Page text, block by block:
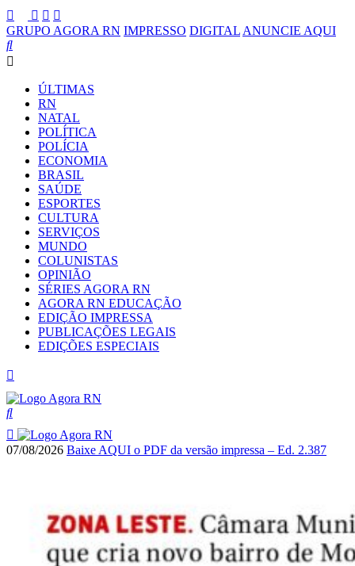
GRUPO AGORA RN IMPRESSO DIGITAL ANUNCIE AQUI
ÚLTIMAS
RN
NATAL
POLÍTICA
POLÍCIA
ECONOMIA
BRASIL
SAÚDE
ESPORTES
CULTURA
SERVIÇOS
MUNDO
COLUNISTAS
OPINIÃO
SÉRIES AGORA RN
AGORA RN EDUCAÇÃO
EDIÇÃO IMPRESSA
PUBLICAÇÕES LEGAIS
EDIÇÕES ESPECIAIS
07/08/2026 Baixe AQUI o PDF da versão impressa – Ed. 2.387